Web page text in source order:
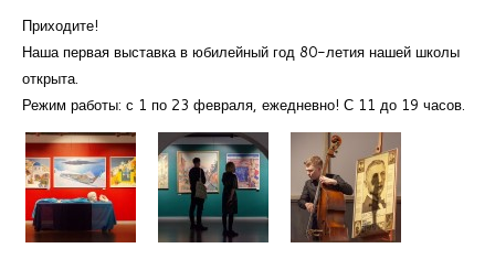
Приходите!
Наша первая выставка в юбилейный год 80-летия нашей школы
открыта.
Режим работы: с 1 по 23 февраля, ежедневно! С 11 до 19 часов.